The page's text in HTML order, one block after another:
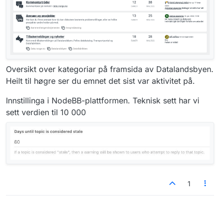
Oversikt over kategoriar på framsida av Datalandsbyen.
Heilt til høgre ser du emnet det sist var aktivitet på.
Innstillinga i NodeBB-plattformen. Teknisk sett har vi
sett verdien til 10 000
1